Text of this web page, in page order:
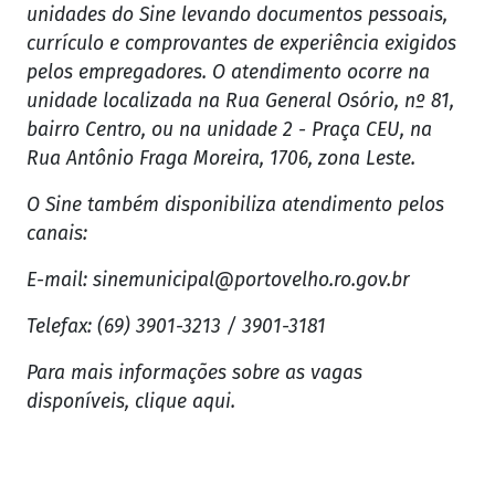
unidades do Sine levando documentos pessoais,
currículo e comprovantes de experiência exigidos
pelos empregadores. O atendimento ocorre na
unidade localizada na Rua General Osório, nº 81,
bairro Centro, ou na unidade 2 - Praça CEU, na
Rua Antônio Fraga Moreira, 1706, zona Leste.
O Sine também disponibiliza atendimento pelos
canais:
E-mail: sinemunicipal@portovelho.ro.gov.br
Telefax: (69) 3901-3213 / 3901-3181
Para mais informações sobre as vagas
disponíveis, clique aqui.